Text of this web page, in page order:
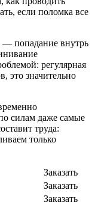
если поломка все
— попадание внутрь
регулярная
это значительно
силам даже самые
труда:
только
Заказать
Заказать
Заказать